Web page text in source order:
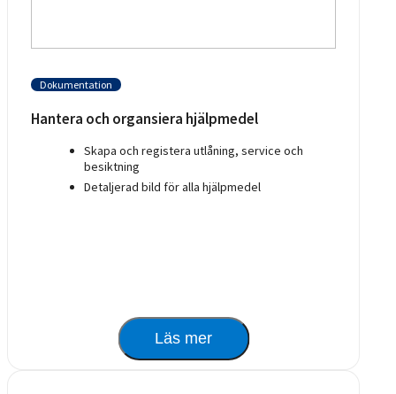
Dokumentation
Hantera och organsiera hjälpmedel
Skapa och registera utlåning, service och
besiktning
Detaljerad bild för alla hjälpmedel
Läs mer